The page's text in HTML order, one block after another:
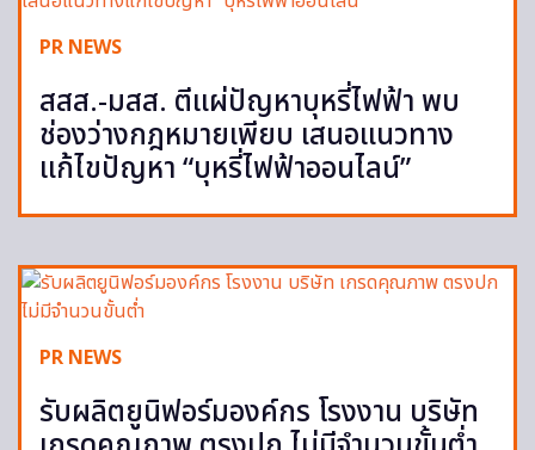
PR NEWS
สสส.-มสส. ตีแผ่ปัญหาบุหรี่ไฟฟ้า พบ
ช่องว่างกฎหมายเพียบ เสนอแนวทาง
แก้ไขปัญหา “บุหรี่ไฟฟ้าออนไลน์”
PR NEWS
รับผลิตยูนิฟอร์มองค์กร โรงงาน บริษัท